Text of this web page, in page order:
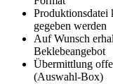
Produktionsdatei
gegeben werden
Auf Wunsch
Beklebeangebot
Übermittlung
(Auswahl-Box)